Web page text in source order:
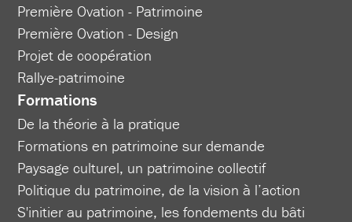
Première Ovation - Patrimoine
Première Ovation - Design
Projet de coopération
Rallye-patrimoine
Formations
De la théorie à la pratique
Formations en patrimoine sur demande
Paysage culturel, un patrimoine collectif
Politique du patrimoine, de la vision à l’action
S'initier au patrimoine, les fondements du bâti